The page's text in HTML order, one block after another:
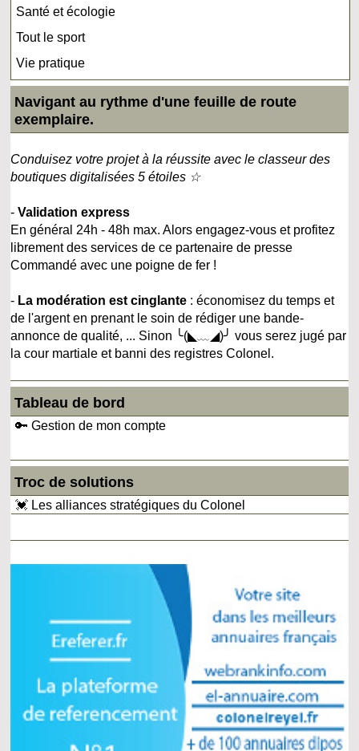
Santé et écologie
Tout le sport
Vie pratique
Navigant au rythme d'une feuille de route
exemplaire.
Conduisez votre projet à la réussite avec le classeur des
boutiques digitalisées 5 étoiles ☆
-Validation express
En général 24h - 48h max. Alors engagez-vous et profitez
librement des services de ce partenaire de presse
Commandé avec une poigne de fer !
- La modération est cinglante : économisez du temps et
de l'argent en prenant le soin de rédiger une bande-
annonce de qualité, ... Sinon ╰(◣﹏◢)╯ vous serez jugé par
la cour martiale et banni des registres Colonel.
Tableau de bord
🔑 Gestion de mon compte
Troc de solutions
💓 Les alliances stratégiques du Colonel